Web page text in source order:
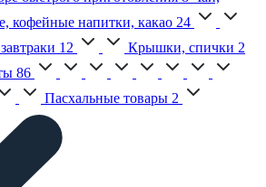
кофейные напитки, какао 24
12 Крышки, спички 2
86
Пасхальные товары 2